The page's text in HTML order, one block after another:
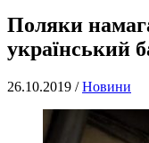
Поляки
український
26.10.2019 /Новини